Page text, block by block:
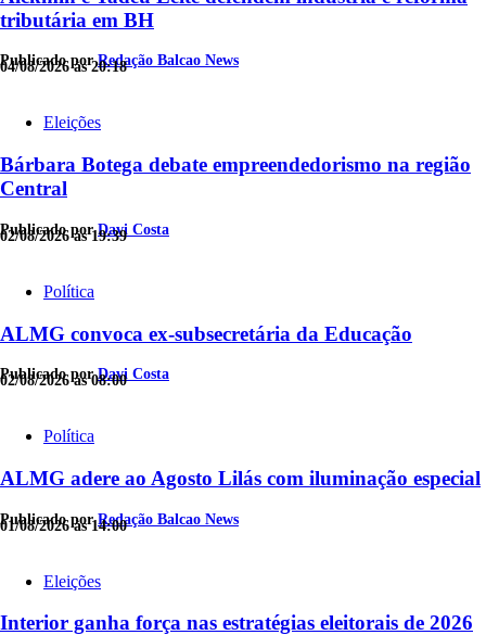
tributária em BH
Publicado porRedação Balcao News
04/08/2026 às 20:18
Eleições
Bárbara Botega debate empreendedorismo na região
Central
Publicado porDavi Costa
02/08/2026 às 19:39
Política
ALMG convoca ex-subsecretária da Educação
Publicado porDavi Costa
02/08/2026 às 08:00
Política
ALMG adere ao Agosto Lilás com iluminação especial
Publicado porRedação Balcao News
01/08/2026 às 14:00
Eleições
Interior ganha força nas estratégias eleitorais de 2026